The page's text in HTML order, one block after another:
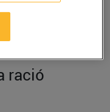
pernil
ració